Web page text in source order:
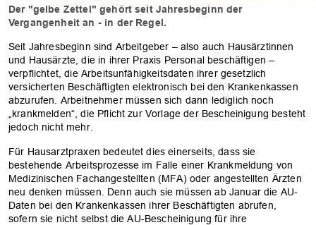
Der "gelbe Zettel" gehört seit Jahresbeginn der
Vergangenheit an - in der Regel.
Seit Jahresbeginn sind Arbeitgeber – also auch Hausärztinnen
und Hausärzte, die in ihrer Praxis Personal beschäftigen –
verpflichtet, die Arbeitsunfähigkeitsdaten ihrer gesetzlich
versicherten Beschäftigten elektronisch bei den Krankenkassen
abzurufen. Arbeitnehmer müssen sich dann lediglich noch
„krankmelden“, die Pflicht zur Vorlage der Bescheinigung besteht
jedoch nicht mehr.
Für Hausarztpraxen bedeutet dies einerseits, dass sie
bestehende Arbeitsprozesse im Falle einer Krankmeldung von
Medizinischen Fachangestellten (MFA) oder angestellten Ärzten
neu denken müssen. Denn auch sie müssen ab Januar die AU-
Daten bei den Krankenkassen ihrer Beschäftigten abrufen,
sofern sie nicht selbst die AU-Bescheinigung für ihre